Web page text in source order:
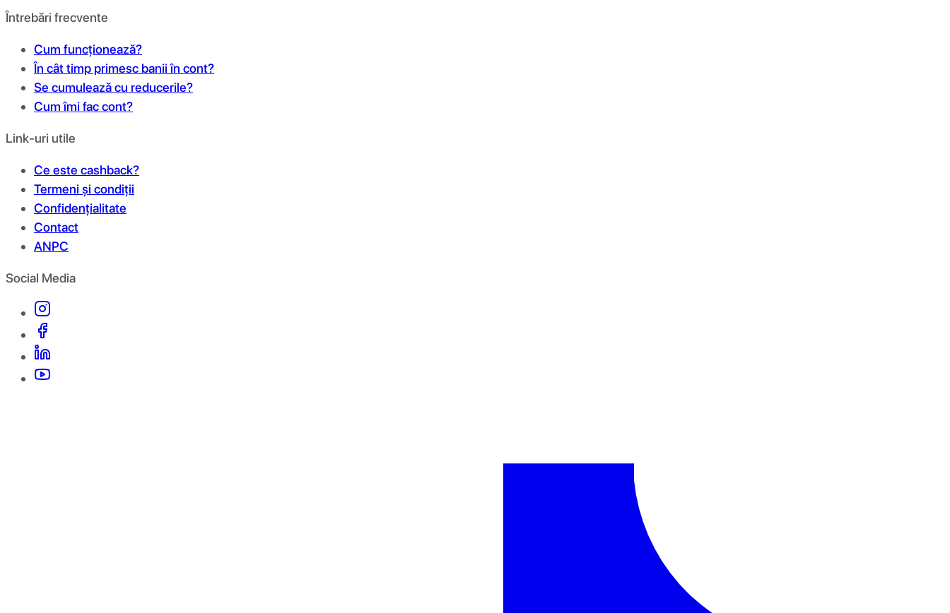
Întrebări frecvente
Cum funcționează?
În cât timp primesc banii în cont?
Se cumulează cu reducerile?
Cum îmi fac cont?
Link-uri utile
Ce este cashback?
Termeni și condiții
Confidențialitate
Contact
ANPC
Social Media